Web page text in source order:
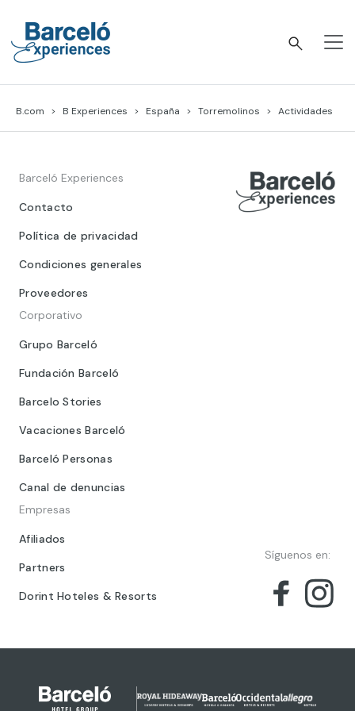
content
B.com B Experiences España Torremolinos Actividades
Barceló Experiences
Contacto
Política de privacidad
Condiciones generales
Proveedores
Corporativo
Grupo Barceló
Fundación Barceló
Barcelo Stories
Vacaciones Barceló
Barceló Personas
Canal de denuncias
Empresas
Afiliados
Partners
Dorint Hoteles & Resorts
Síguenos en: